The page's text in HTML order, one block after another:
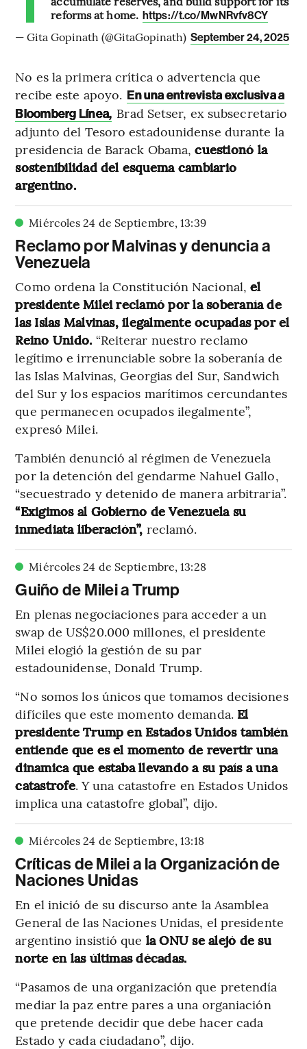
reforms at home. https://t.co/MwNRvfv8CY
— Gita Gopinath (@GitaGopinath) September 24, 2025
No es la primera crítica o advertencia que
recibe este apoyo. En una entrevista exclusiva a
Bloomberg Línea, Brad Setser, ex subsecretario
adjunto del Tesoro estadounidense durante la
presidencia de Barack Obama,cuestionó la
sostenibilidad del esquema cambiario
argentino.
Miércoles 24 de Septiembre,13:39
Reclamo por Malvinas y denuncia a
Venezuela
Como ordena la Constitución Nacional,el
presidente Milei reclamó por la soberanía de
las Islas Malvinas, ilegalmente ocupadas por el
Reino Unido. “Reiterar nuestro reclamo
legítimo e irrenunciable sobre la soberanía de
las Islas Malvinas, Georgias del Sur, Sandwich
del Sur y los espacios marítimos cercundantes
que permanecen ocupados ilegalmente”,
expresó Milei.
También denunció al régimen de Venezuela
por la detención del gendarme Nahuel Gallo,
“secuestrado y detenido de manera arbitraria”.
“Exigimos al Gobierno de Venezuela su
inmediata liberación”, reclamó.
Miércoles 24 de Septiembre,13:28
Guiño de Milei a Trump
En plenas negociaciones para acceder a un
swap de US$20.000 millones, el presidente
Milei elogió la gestión de su par
estadounidense, Donald Trump.
“No somos los únicos que tomamos decisiones
difíciles que este momento demanda. El
presidente Trump en Estados Unidos también
entiende que es el momento de revertir una
dinamica que estaba llevando a su país a una
catastrofe. Y una catastofre en Estados Unidos
implica una catastofre global”, dijo.
Miércoles 24 de Septiembre,13:18
Críticas de Milei a la Organización de
Naciones Unidas
En el inició de su discurso ante la Asamblea
General de las Naciones Unidas, el presidente
argentino insistió que la ONU se alejó de su
norte en las últimas décadas.
“Pasamos de una organización que pretendía
mediar la paz entre pares a una organiación
que pretende decidir que debe hacer cada
Estado y cada ciudadano”, dijo.